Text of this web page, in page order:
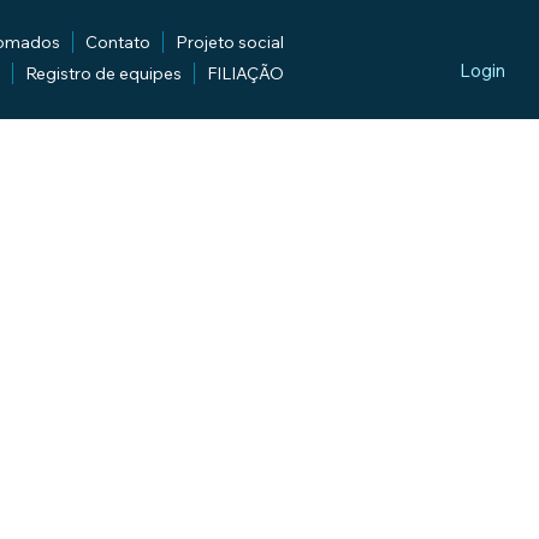
Contato
Projeto social
Registro de equipes
FILIAÇÃO Login